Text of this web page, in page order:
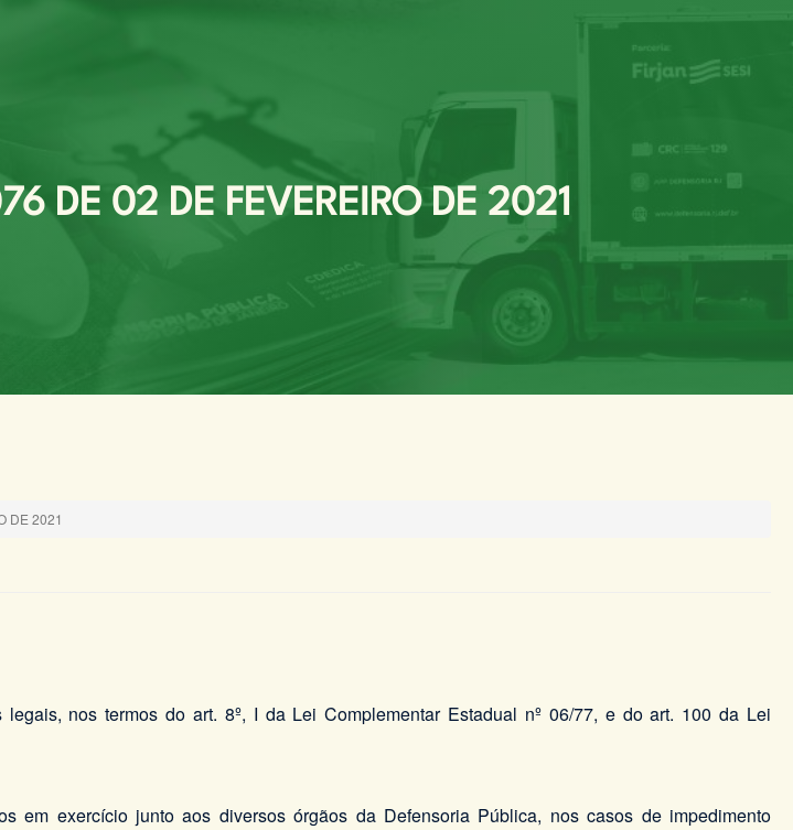
DE 02 DE FEVEREIRO DE 2021
DE 2021
nos termos do art. 8º, I da Lei Complementar Estadual nº 06/77, e do art. 100 da Lei
em exercício junto aos diversos órgãos da Defensoria Pública, nos casos de impedimento